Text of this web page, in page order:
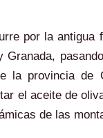
por la antigua
Granada,
la provincia de
el aceite de
de las